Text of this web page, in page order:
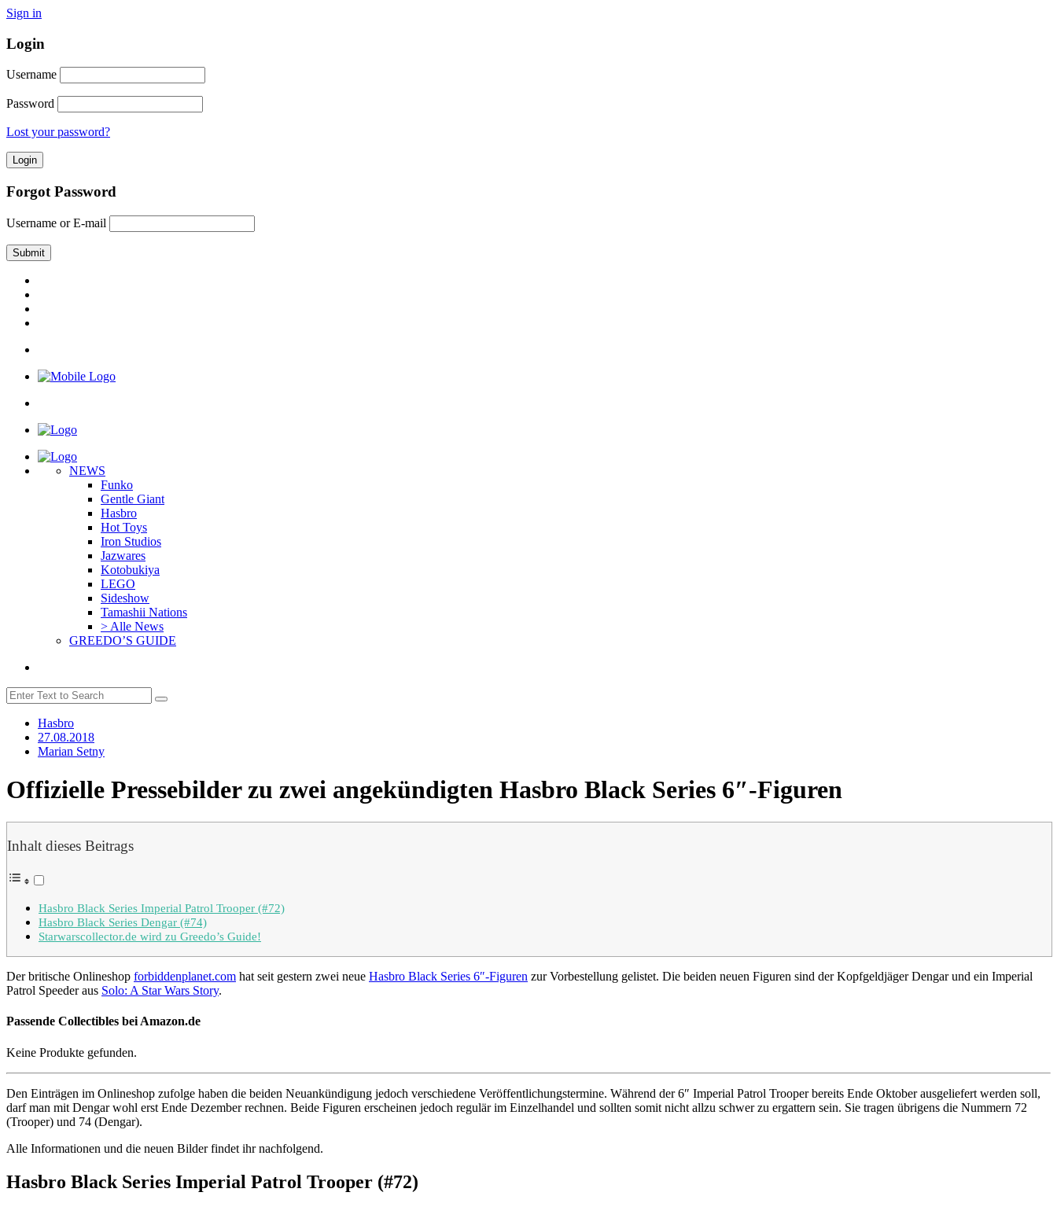
Sign in
Login
Username
Password
Lost your password?
Forgot Password
Username or E-mail
NEWS
Funko
Gentle Giant
Hasbro
Hot Toys
Iron Studios
Jazwares
Kotobukiya
LEGO
Sideshow
Tamashii Nations
> Alle News
GREEDO’S GUIDE
Hasbro
27.08.2018
Marian Setny
Offizielle Pressebilder zu zwei angekündigten Hasbro Black Series 6″-Figuren
Inhalt dieses Beitrags
Hasbro Black Series Imperial Patrol Trooper (#72)
Hasbro Black Series Dengar (#74)
Starwarscollector.de wird zu Greedo’s Guide!
Der britische Onlineshop forbiddenplanet.com hat seit gestern zwei neue Hasbro Black Series 6″-Figuren zur Vorbestellung gelistet. Die beiden neuen Figuren sind der Kopfgeldjäger Dengar und ein Imperial
Patrol Speeder aus Solo: A Star Wars Story.
Passende Collectibles bei Amazon.de
Keine Produkte gefunden.
Den Einträgen im Onlineshop zufolge haben die beiden Neuankündigung jedoch verschiedene Veröffentlichungstermine. Während der 6″ Imperial Patrol Trooper bereits Ende Oktober ausgeliefert werden soll,
darf man mit Dengar wohl erst Ende Dezember rechnen. Beide Figuren erscheinen jedoch regulär im Einzelhandel und sollten somit nicht allzu schwer zu ergattern sein. Sie tragen übrigens die Nummern 72
(Trooper) und 74 (Dengar).
Alle Informationen und die neuen Bilder findet ihr nachfolgend.
Hasbro Black Series Imperial Patrol Trooper (#72)